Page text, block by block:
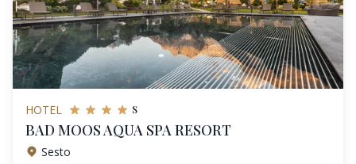
HOTEL s
BAD MOOS AQUA SPA RESORT
Sesto